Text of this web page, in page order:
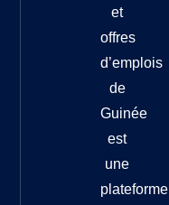
et
offres
d’emplois
de
Guinée
est
une
plateforme